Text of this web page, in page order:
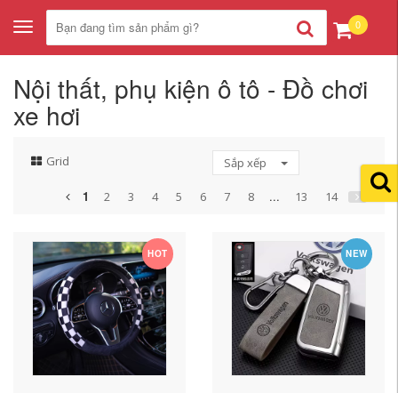
Toggle
navigation
0
Nội thất, phụ kiện ô tô - Đồ chơi
xe hơi
Grid Sắp xếp
1 2 3 4 5 6 7 8 ... 13 14
HOT NEW